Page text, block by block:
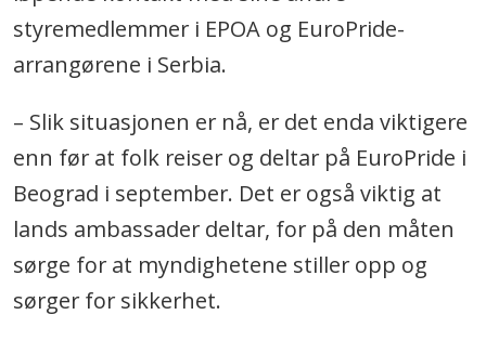
styremedlemmer i EPOA og EuroPride-
arrangørene i Serbia.
– Slik situasjonen er nå, er det enda viktigere
enn før at folk reiser og deltar på EuroPride i
Beograd i september. Det er også viktig at
lands ambassader deltar, for på den måten
sørge for at myndighetene stiller opp og
sørger for sikkerhet.